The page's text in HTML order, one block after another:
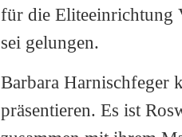
für die Eliteeinrichtung
sei gelungen.
Barbara Harnischfeger
präsentieren. Es ist